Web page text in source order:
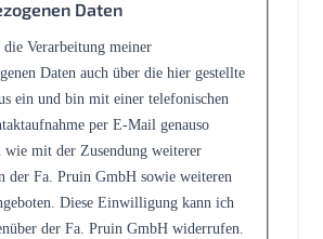
Daten
Verarbeitung meiner
Daten auch über die hier gestellte
ein und bin mit einer telefonischen
per E-Mail genauso
wie mit der Zusendung weiterer
der Fa. Pruin GmbH sowie weiteren
Diese Einwilligung kann ich
der Fa. Pruin GmbH widerrufen.